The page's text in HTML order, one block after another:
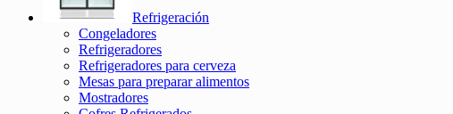
Refrigeración
Congeladores
Refrigeradores
Refrigeradores para cerveza
Mesas para preparar alimentos
Mostradores